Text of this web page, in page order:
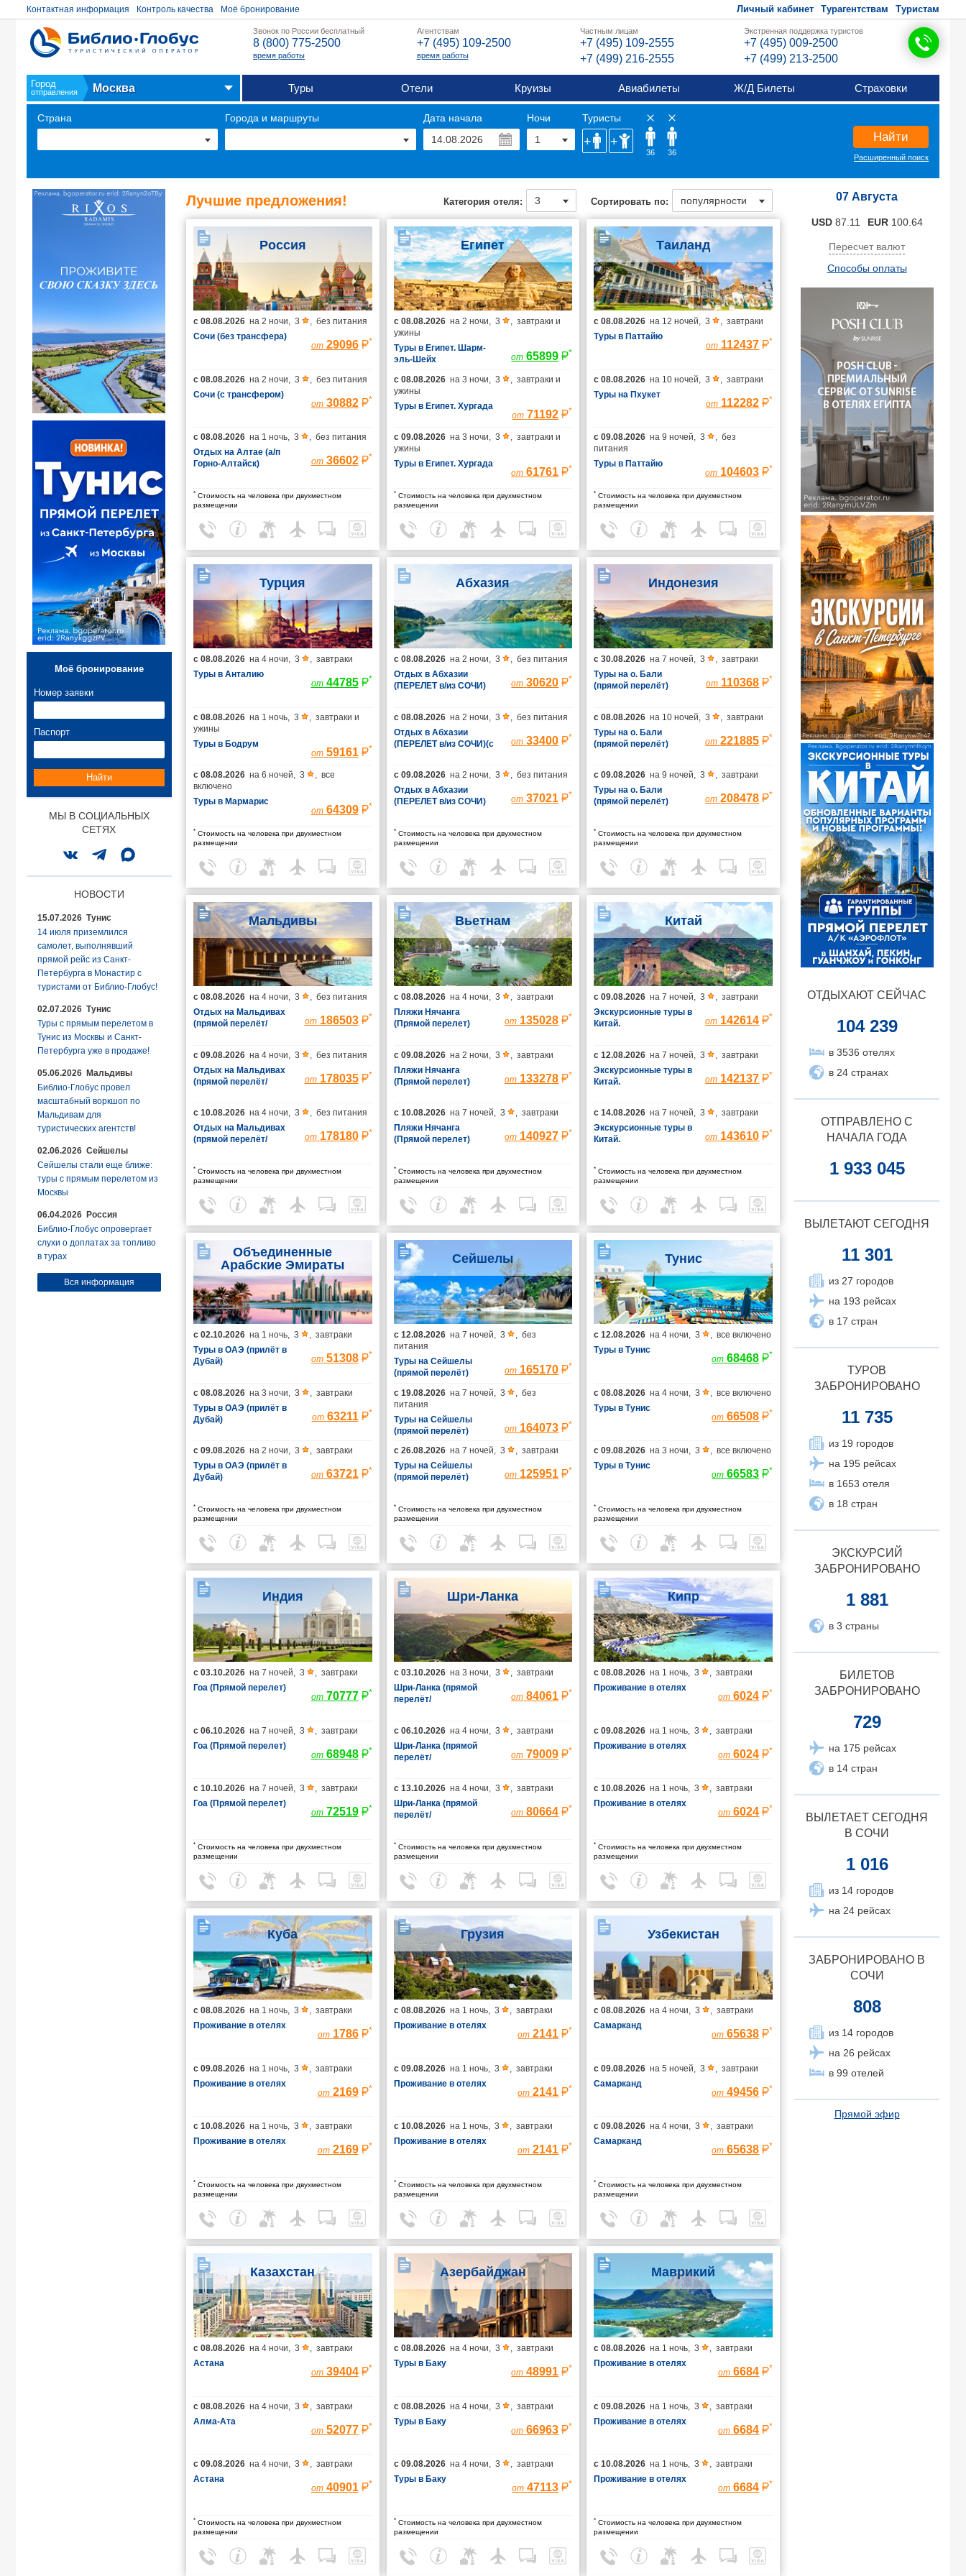
Контактная информация Контроль качества Моё бронирование Личный кабинет Турагентствам Туристам
Звонок по России бесплатный
8 (800) 775-2500
время работы
Агентствам
+7 (495) 109-2500
время работы
Частным лицам
+7 (495) 109-2555
+7 (499) 216-2555
Экстренная поддержка туристов
+7 (495) 009-2500
+7 (499) 213-2500
Город
отправления Москва Туры Отели Круизы Авиабилеты Ж/Д Билеты Страховки
Страна Города и маршруты Дата начала Ночи Туристы
36 36
Найти
Расширенный поиск
Моё бронирование
Номер заявки
Паспорт
Найти
МЫ В СОЦИАЛЬНЫХ
СЕТЯХ
НОВОСТИ
15.07.2026 Тунис
14 июля приземлился
самолет, выполнявший
прямой рейс из Санкт-
Петербурга в Монастир с
туристами от Библио-Глобус!
02.07.2026 Тунис
Туры с прямым перелетом в
Тунис из Москвы и Санкт-
Петербурга уже в продаже!
05.06.2026 Мальдивы
Библио-Глобус провел
масштабный воркшоп по
Мальдивам для
туристических агентств!
02.06.2026 Сейшелы
Сейшелы стали еще ближе:
туры с прямым перелетом из
Москвы
06.04.2026 Россия
Библио-Глобус опровергает
слухи о доплатах за топливо
в турах
Вся информация
07 Августа
USD 87.11 EUR 100.64
Пересчет валют
Способы оплаты
ОТДЫХАЮТ СЕЙЧАС
104 239
в 3536 отелях
в 24 странах
ОТПРАВЛЕНО С
НАЧАЛА ГОДА
1 933 045
ВЫЛЕТАЮТ СЕГОДНЯ
11 301
из 27 городов
на 193 рейсах
в 17 стран
ТУРОВ
ЗАБРОНИРОВАНО
11 735
из 19 городов
на 195 рейсах
в 1653 отеля
в 18 стран
ЭКСКУРСИЙ
ЗАБРОНИРОВАНО
1 881
в 3 страны
БИЛЕТОВ
ЗАБРОНИРОВАНО
729
на 175 рейсах
в 14 стран
ВЫЛЕТАЕТ СЕГОДНЯ
В СОЧИ
1 016
из 14 городов
на 24 рейсах
ЗАБРОНИРОВАНО В
СОЧИ
808
из 14 городов
на 26 рейсах
в 99 отелей
Прямой эфир
Лучшие предложения! Сортировать по:
Категория отеля:
Россия
с 08.08.2026на 2 ночи, 3 , без питания
Сочи (без трансфера)
от 29096 *
с 08.08.2026на 2 ночи, 3 , без питания
Сочи (с трансфером)
от 30882 *
с 08.08.2026на 1 ночь, 3 , без питания
Отдых на Алтае (а/п
Горно-Алтайск)
от 36602 *
*Стоимость на человека при двухместном
размещении
Египет
с 08.08.2026на 2 ночи, 3 , завтраки и
ужины
Туры в Египет. Шарм-
эль-Шейх
от 65899 *
с 08.08.2026на 3 ночи, 3 , завтраки и
ужины
Туры в Египет. Хургада
от 71192 *
с 09.08.2026на 3 ночи, 3 , завтраки и
ужины
Туры в Египет. Хургада
от 61761 *
*Стоимость на человека при двухместном
размещении
Таиланд
с08.08.2026 на 12 ночей,3 ,завтраки
Туры в Паттайю
от 112437 *
с08.08.2026 на 10 ночей,3 ,завтраки
Туры на Пхукет
от 112282 *
с09.08.2026 на9 ночей,3 ,без
питания
Туры в Паттайю
от 104603 *
* Стоимость на человека при двухместном
размещении
Турция
с 08.08.2026на 4 ночи, 3 , завтраки
Туры в Анталию
от 44785 *
с 08.08.2026на 1 ночь, 3 , завтраки и
ужины
Туры в Бодрум
от 59161 *
с 08.08.2026на 6 ночей, 3 , все
включено
Туры в Мармарис
от 64309 *
*Стоимость на человека при двухместном
размещении
Абхазия
с 08.08.2026на 2 ночи, 3 , без питания
Отдых в Абхазии
(ПЕРЕЛЕТ в/из СОЧИ)
от 30620 *
с 08.08.2026на 2 ночи, 3 , без питания
Отдых в Абхазии
(ПЕРЕЛЕТ в/из СОЧИ)(с
от 33400 *
с 09.08.2026на 2 ночи, 3 , без питания
Отдых в Абхазии
(ПЕРЕЛЕТ в/из СОЧИ)
от 37021 *
*Стоимость на человека при двухместном
размещении
Индонезия
с30.08.2026 на7 ночей,3 ,завтраки
Туры на о. Бали
(прямой перелёт)
от 110368 *
с08.08.2026 на 10 ночей,3 ,завтраки
Туры на о. Бали
(прямой перелёт)
от 221885 *
с09.08.2026 на9 ночей,3 ,завтраки
Туры на о. Бали
(прямой перелёт)
от 208478 *
* Стоимость на человека при двухместном
размещении
Мальдивы
с 08.08.2026на 4 ночи, 3 , без питания
Отдых на Мальдивах
(прямой перелёт/
от 186503 *
с 09.08.2026на 4 ночи, 3 , без питания
Отдых на Мальдивах
(прямой перелёт/
от 178035 *
с 10.08.2026на 4 ночи, 3 , без питания
Отдых на Мальдивах
(прямой перелёт/
от 178180 *
*Стоимость на человека при двухместном
размещении
Вьетнам
с 08.08.2026на 4 ночи, 3 , завтраки
Пляжи Нячанга
(Прямой перелет)
от 135028 *
с 09.08.2026на 2 ночи, 3 , завтраки
Пляжи Нячанга
(Прямой перелет)
от 133278 *
с 10.08.2026на 7 ночей, 3 , завтраки
Пляжи Нячанга
(Прямой перелет)
от 140927 *
*Стоимость на человека при двухместном
размещении
Китай
с09.08.2026 на7 ночей,3 ,завтраки
Экскурсионные туры в
Китай.
Шанхай/вылет из
Пекина)
от 142614 *
с12.08.2026 на7 ночей,3 ,завтраки
Экскурсионные туры в
Китай.
Шанхай/вылет из
Пекина)
от 142137 *
с14.08.2026 на7 ночей,3 ,завтраки
Экскурсионные туры в
Китай.
Шанхай/вылет из
Пекина)
от 143610 *
* Стоимость на человека при двухместном
размещении
Объединенные
Арабские Эмираты
с 02.10.2026на 1 ночь, 3 , завтраки
Туры в ОАЭ (прилёт в
Дубай)
от 51308 *
с 08.08.2026на 3 ночи, 3 , завтраки
Туры в ОАЭ (прилёт в
Дубай)
от 63211 *
с 09.08.2026на 2 ночи, 3 , завтраки
Туры в ОАЭ (прилёт в
Дубай)
от 63721 *
*Стоимость на человека при двухместном
размещении
Сейшелы
с 12.08.2026на 7 ночей, 3 , без
питания
Туры на Сейшелы
(прямой перелёт)
от 165170 *
с 19.08.2026на 7 ночей, 3 , без
питания
Туры на Сейшелы
(прямой перелёт)
от 164073 *
с 26.08.2026на 7 ночей, 3 , завтраки
Туры на Сейшелы
(прямой перелёт)
от 125951 *
*Стоимость на человека при двухместном
размещении
Тунис
с12.08.2026 на4 ночи,3 ,все включено
Туры в Тунис
от 68468 *
с08.08.2026 на4 ночи,3 ,все включено
Туры в Тунис
от 66508 *
с09.08.2026 на3 ночи,3 ,все включено
Туры в Тунис
от 66583 *
* Стоимость на человека при двухместном
размещении
Индия
с 03.10.2026на 7 ночей, 3 , завтраки
Гоа (Прямой перелет)
от 70777 *
с 06.10.2026на 7 ночей, 3 , завтраки
Гоа (Прямой перелет)
от 68948 *
с 10.10.2026на 7 ночей, 3 , завтраки
Гоа (Прямой перелет)
от 72519 *
*Стоимость на человека при двухместном
размещении
Шри-Ланка
с 03.10.2026на 3 ночи, 3 , завтраки
Шри-Ланка (прямой
перелёт/
от 84061 *
с 06.10.2026на 4 ночи, 3 , завтраки
Шри-Ланка (прямой
перелёт/
от 79009 *
с 13.10.2026на 4 ночи, 3 , завтраки
Шри-Ланка (прямой
перелёт/
от 80664 *
*Стоимость на человека при двухместном
размещении
Кипр
с08.08.2026 на 1 ночь,3 ,завтраки
Проживание в отелях
от 6024 *
с09.08.2026 на 1 ночь,3 ,завтраки
Проживание в отелях
от 6024 *
с10.08.2026 на 1 ночь,3 ,завтраки
Проживание в отелях
от 6024 *
* Стоимость на человека при двухместном
размещении
Куба
с 08.08.2026на 1 ночь, 3 , завтраки
Проживание в отелях
от 1786 *
с 09.08.2026на 1 ночь, 3 , завтраки
Проживание в отелях
от 2169 *
с 10.08.2026на 1 ночь, 3 , завтраки
Проживание в отелях
от 2169 *
*Стоимость на человека при двухместном
размещении
Грузия
с 08.08.2026на 1 ночь, 3 , завтраки
Проживание в отелях
от 2141 *
с 09.08.2026на 1 ночь, 3 , завтраки
Проживание в отелях
от 2141 *
с 10.08.2026на 1 ночь, 3 , завтраки
Проживание в отелях
от 2141 *
*Стоимость на человека при двухместном
размещении
Узбекистан
с08.08.2026 на4 ночи,3 ,завтраки
Самарканд
от 65638 *
с09.08.2026 на5 ночей,3 ,завтраки
Самарканд
от 49456 *
с09.08.2026 на4 ночи,3 ,завтраки
Самарканд
от 65638 *
* Стоимость на человека при двухместном
размещении
Казахстан
с 08.08.2026на 4 ночи, 3 , завтраки
Астана
от 39404 *
с 08.08.2026на 4 ночи, 3 , завтраки
Алма-Ата
от 52077 *
с 09.08.2026на 4 ночи, 3 , завтраки
Астана
от 40901 *
*Стоимость на человека при двухместном
размещении
Азербайджан
с 08.08.2026на 4 ночи, 3 , завтраки
Туры в Баку
от 48991 *
с 08.08.2026на 4 ночи, 3 , завтраки
Туры в Баку
от 66963 *
с 09.08.2026на 4 ночи, 3 , завтраки
Туры в Баку
от 47113 *
*Стоимость на человека при двухместном
размещении
Маврикий
с08.08.2026 на 1 ночь,3 ,завтраки
Проживание в отелях
от 6684 *
с09.08.2026 на 1 ночь,3 ,завтраки
Проживание в отелях
от 6684 *
с10.08.2026 на 1 ночь,3 ,завтраки
Проживание в отелях
от 6684 *
* Стоимость на человека при двухместном
размещении